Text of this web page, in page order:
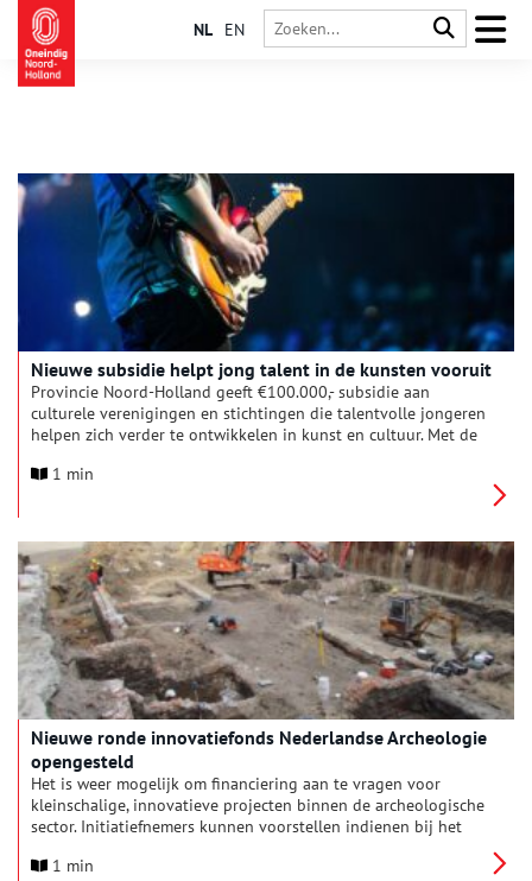
NL EN
Nieuwe subsidie helpt jong talent in de kunsten vooruit
Provincie Noord-Holland geeft €100.000,- subsidie aan
culturele verenigingen en stichtingen die talentvolle jongeren
helpen zich verder te ontwikkelen in kunst en cultuur. Met de
de kunsten, met als doel een volgende stap richting
1 min
Nieuwe ronde innovatiefonds Nederlandse Archeologie
opengesteld
Het is weer mogelijk om financiering aan te vragen voor
kleinschalige, innovatieve projecten binnen de archeologische
sector. Initiatiefnemers kunnen voorstellen indienen bij het
maximale bijdrage van € 25.000 per project. De uiterste datum
1 min